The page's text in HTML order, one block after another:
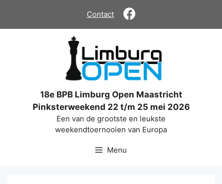
de
Contact
18e BPB Limburg Open Maastricht
Pinksterweekend 22 t/m 25 mei 2026
Een van de grootste en leukste
weekendtoernooien van Europa
Menu